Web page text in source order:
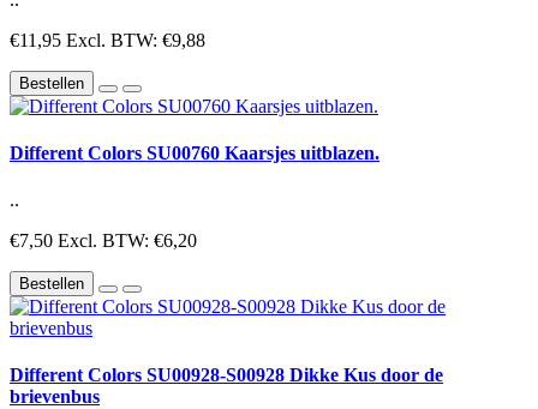
€11,95 Excl. BTW: €9,88
Bestellen
Different Colors SU00760 Kaarsjes uitblazen.
..
€7,50 Excl. BTW: €6,20
Bestellen
Different Colors SU00928-S00928 Dikke Kus door de
brievenbus